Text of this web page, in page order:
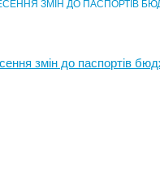
ЗМІН ДО ПАСПОРТІВ
змін до паспортів